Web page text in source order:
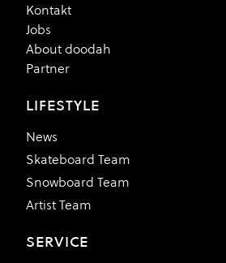
Kontakt
Jobs
About doodah
Partner
LIFESTYLE
News
Skateboard Team
Snowboard Team
Artist Team
SERVICE